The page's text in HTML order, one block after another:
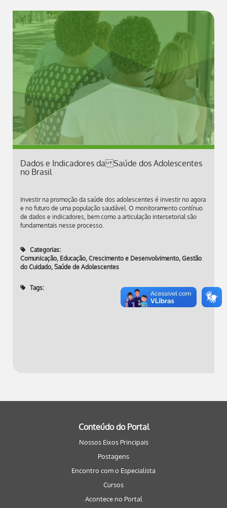
Dados e Indicadores da Saúde dos Adolescentes
no Brasil
Investir na promoção da saúde dos adolescentes é investir no agora
e no futuro de uma população saudável. O monitoramento contínuo
de dados e indicadores, bem como a articulação intersetorial são
fundamentais nesse processo.
Categorias:
Comunicação, Educação, Crescimento e Desenvolvimento, Gestão
do Cuidado, Saúde de Adolescentes
Tags:
Conteúdo do Portal
Nossos Eixos Principais
Postagens
Encontro com o Especialista
Cursos
Acontece no Portal